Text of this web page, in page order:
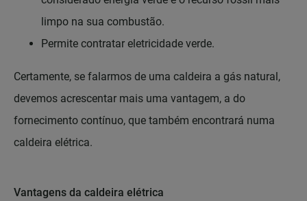
limpo na sua combustão.
Permite contratar eletricidade verde.
Certamente, se falarmos de uma caldeira a gás natural,
devemos acrescentar mais uma vantagem, a do
fornecimento contínuo, que também encontrará numa
caldeira elétrica.
Vantagens da caldeira elétrica